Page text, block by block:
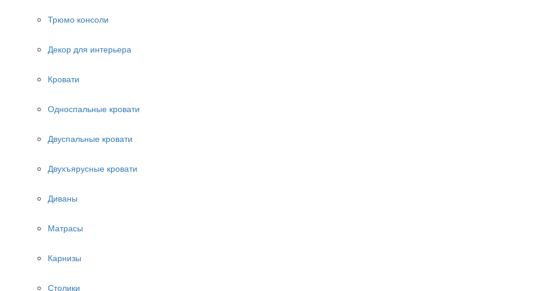
Трюмо консоли
Декор для интерьера
Кровати
Односпальные кровати
Двуспальные кровати
Двухъярусные кровати
Диваны
Матрасы
Карнизы
Столики